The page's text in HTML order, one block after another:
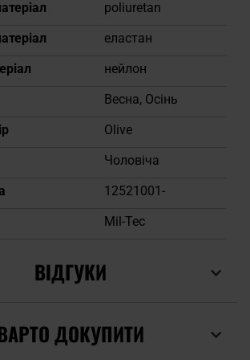
poliuretan
еластан
нейлон
Весна, Осінь
Olive
Чоловіча
12521001-
Mil-Tec
ВІДГУКИ
ДОКУПИТИ